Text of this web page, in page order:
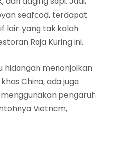
seafood, terdapat
lain yang tak kalah
Raja Kuring ini.
hidangan menonjolkan
China, ada juga
pengaruh
Vietnam,